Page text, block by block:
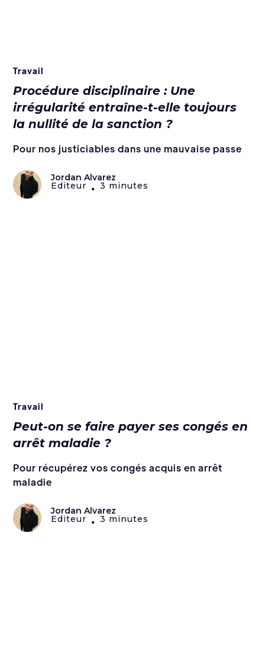
Travail
Procédure disciplinaire : Une
irrégularité entraîne-t-elle toujours
la nullité de la sanction ?
Pour nos justiciables dans une mauvaise passe
Jordan Alvarez
Editeur • 3 minutes
Travail
Peut-on se faire payer ses congés en
arrêt maladie ?
Pour récupérez vos congés acquis en arrêt
maladie
Jordan Alvarez
Editeur • 3 minutes